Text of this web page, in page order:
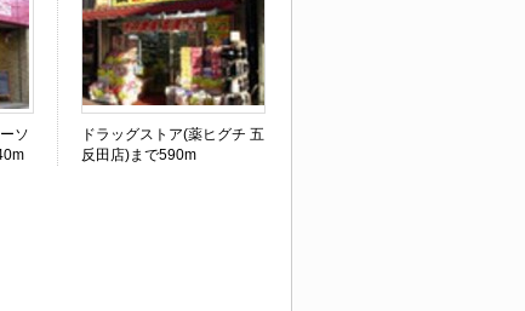
ソ
ドラッグストア(薬ヒグチ 五
反田店)まで590m